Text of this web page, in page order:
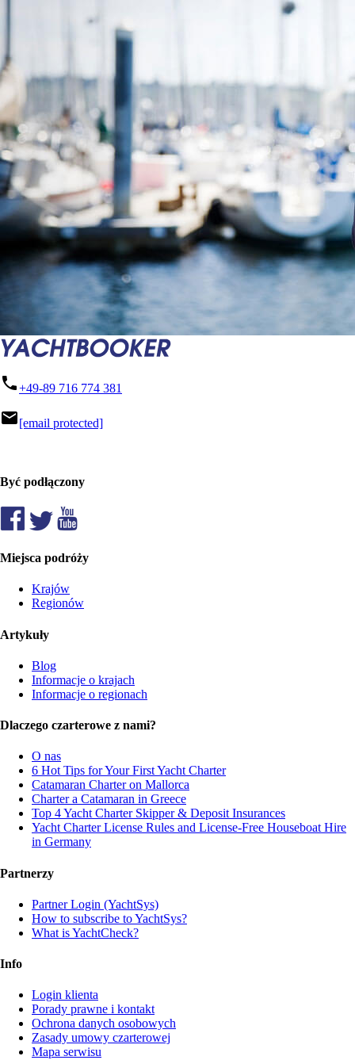
phone+49-89 716 774 381
mail[email protected]
Być podłączony
Miejsca podróży
Krajów
Regionów
Artykuły
Blog
Informacje o krajach
Informacje o regionach
Dlaczego czarterowe z nami?
O nas
6 Hot Tips for Your First Yacht Charter
Catamaran Charter on Mallorca
Charter a Catamaran in Greece
Top 4 Yacht Charter Skipper & Deposit Insurances
Yacht Charter License Rules and License-Free Houseboat Hire
in Germany
Partnerzy
Partner Login (YachtSys)
How to subscribe to YachtSys?
What is YachtCheck?
Info
Login klienta
Porady prawne i kontakt
Ochrona danych osobowych
Zasady umowy czarterowej
Mapa serwisu